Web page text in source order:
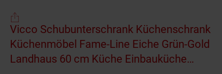
Vicco Schubunterschrank Küchenschrank
Küchenmöbel Fame-Line Eiche Grün-Gold
Landhaus 60 cm Küche Einbauküche